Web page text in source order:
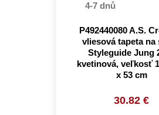
4-7 dnů
P492440080 A.S.
vliesová tapeta na
Styleguide Jung
kvetinová, veľkosť
x 53 cm
30.82 €